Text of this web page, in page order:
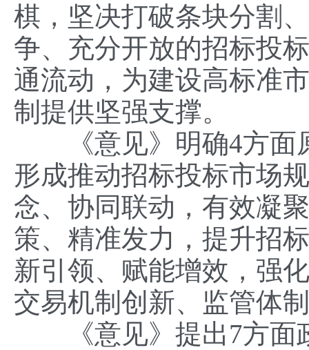
棋，坚决打破条块分割
争、充分开放的招标投
通流动，为建设高标准
制提供坚强支撑。
《意见》明确4方面
形成推动招标投标市场
念、协同联动，有效凝
策、精准发力，提升招
新引领、赋能增效，强
交易机制创新、监管体
《意见》提出7方面